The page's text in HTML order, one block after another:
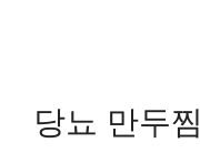
당뇨 만두찜